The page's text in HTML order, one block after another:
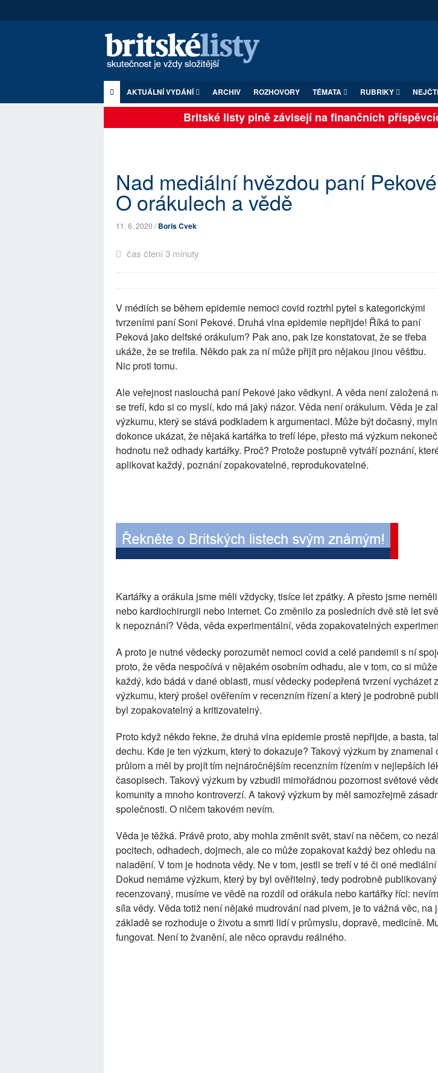
AKTUÁLNÍ VYDÁNÍ ARCHIV ROZHOVORY TÉMATA RUBRIKY
Britské listy plně závisejí na finančních
Nad mediální hvězdou paní
O orákulech a vědě
11. 6. 2020 /Boris Cvek
čas čtení 3 minuty
V médiích se během epidemie nemoci covid roztrhl pytel s kategorickými
tvrzeními paní Soni Pekové. Druhá vlna epidemie nepřijde! Říká to paní
Peková jako delfské orákulum? Pak ano, pak lze konstatovat, že se třeba
ukáže, že se trefila. Někdo pak za ní může přijít pro nějakou jinou věštbu.
Nic proti tomu.
Ale veřejnost naslouchá paní Pekové jako vědkyni. A věda není založená
se trefí, kdo si co myslí, kdo má jaký názor. Věda není orákulum. Věda je
výzkumu, který se stává podkladem k argumentaci. Může být dočasný,
dokonce ukázat, že nějaká kartářka to trefí lépe, přesto má výzkum
hodnotu než odhady kartářky. Proč? Protože postupně vytváří poznání,
aplikovat každý, poznání zopakovatelné, reprodukovatelné.
Kartářky a orákula jsme měli vždycky, tisíce let zpátky. A přesto jsme
nebo kardiochirurgii nebo internet. Co změnilo za posledních dvě stě let
k nepoznání? Věda, věda experimentální, věda zopakovatelných
A proto je nutné vědecky porozumět nemoci covid a celé pandemii s ní
proto, že věda nespočívá v nějakém osobním odhadu, ale v tom, co si
každý, kdo bádá v dané oblasti, musí vědecky podepřená tvrzení vycházet
výzkumu, který prošel ověřením v recenzním řízení a který je podrobně
byl zopakovatelný a kritizovatelný.
Proto když někdo řekne, že druhá vlna epidemie prostě nepřijde, a basta,
dechu. Kde je ten výzkum, který to dokazuje? Takový výzkum by znamenal
průlom a měl by projít tím nejnáročnějším recenzním řízením v nejlepších
časopisech. Takový výzkum by vzbudil mimořádnou pozornost světové
komunity a mnoho kontroverzí. A takový výzkum by měl samozřejmě
společnosti. O ničem takovém nevím.
Věda je těžká. Právě proto, aby mohla změnit svět, staví na něčem, co
pocitech, odhadech, dojmech, ale co může zopakovat každý bez ohledu
naladění. V tom je hodnota vědy. Ne v tom, jestli se trefí v té či oné
Dokud nemáme výzkum, který by byl ověřitelný, tedy podrobně
recenzovaný, musíme ve vědě na rozdíl od orákula nebo kartářky říci:
síla vědy. Věda totiž není nějaké mudrování nad pivem, je to vážná věc, na
základě se rozhoduje o životu a smrti lidí v průmyslu, dopravě, medicíně.
fungovat. Není to žvanění, ale něco opravdu reálného.